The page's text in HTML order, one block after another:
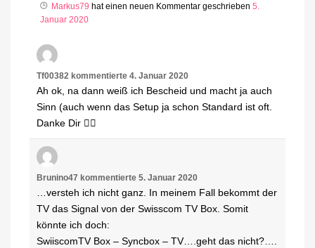
Markus79 hat einen neuen Kommentar geschrieben 5.
Januar 2020
Tf00382 kommentierte 4. Januar 2020
Ah ok, na dann weiß ich Bescheid und macht ja auch
Sinn (auch wenn das Setup ja schon Standard ist oft.
Danke Dir ✌🏻
Brunino47 kommentierte 5. Januar 2020
…versteh ich nicht ganz. In meinem Fall bekommt der
TV das Signal von der Swisscom TV Box. Somit
könnte ich doch:
SwiiscomTV Box – Syncbox – TV….geht das nicht?….